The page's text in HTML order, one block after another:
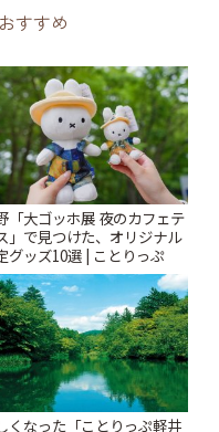
すすめ
「大ゴッホ展 夜のカフェテ
」で見つけた、オリジナル
グッズ10選 | ことりっぷ
くなった「ことりっぷ軽井